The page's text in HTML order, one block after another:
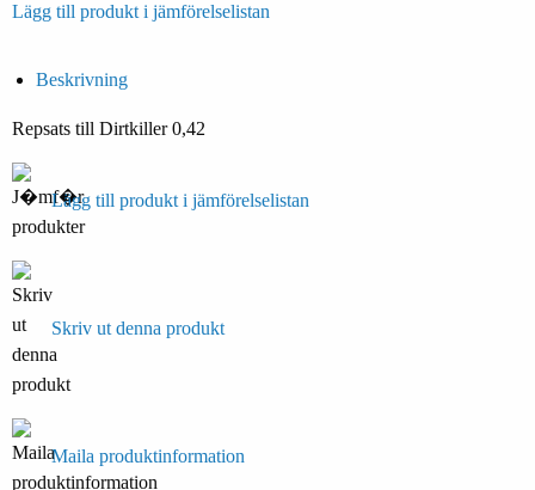
Lägg till produkt i jämförelselistan
Beskrivning
Repsats till Dirtkiller 0,42
Lägg till produkt i jämförelselistan
Skriv ut denna produkt
Maila produktinformation